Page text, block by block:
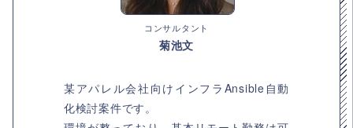
コンサルタント
菊池文
某アパレル会社向けインフラAnsible自動
化検討案件です。